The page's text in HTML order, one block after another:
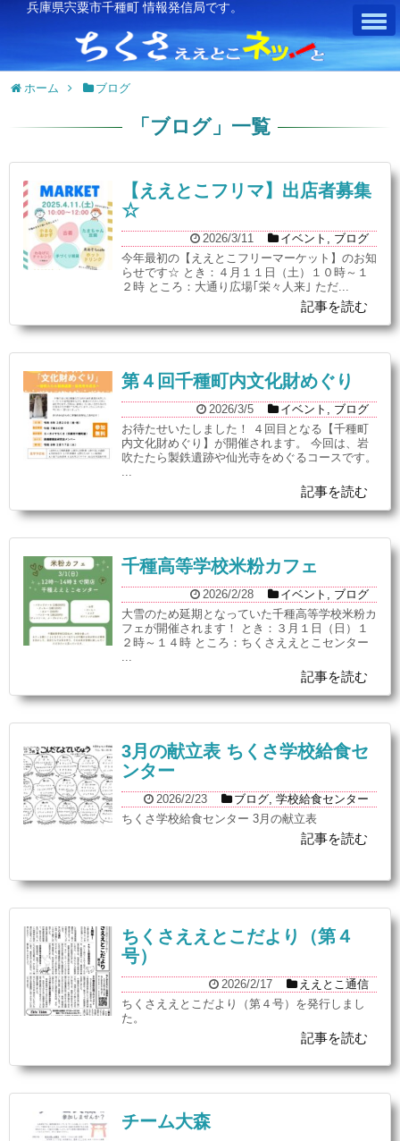
兵庫県宍粟市千種町 情報発信局です。
ホーム ブログ
「 ブログ」 一覧
【ええとこフリマ】出店者募集
☆
2026/3/11 イベント
ブログ
今年最初の【ええとこフリーマーケット】のお知
らせです☆ とき：４月１１日（土）１０時～１
２時 ところ：大通り広場｢栄々人来｣ ただ...
記事を読む
第４回千種町内文化財めぐり
2026/3/5 イベント
ブログ
お待たせいたしました！ ４回目となる【千種町
内文化財めぐり】が開催されます。 今回は、岩
吹たたら製鉄遺跡や仙光寺をめぐるコースです。
記事を読む
千種高等学校米粉カフェ
2026/2/28 イベント
ブログ
大雪のため延期となっていた千種高等学校米粉カ
フェが開催されます！ とき：３月１日（日）１
２時～１４時 ところ：ちくさええとこセンター
記事を読む
3月の献立表 ちくさ学校給食セ
ンター
2026/2/23 ブログ, 学校給食センター
ちくさ学校給食センター 3月の献立表
記事を読む
ちくさええとこだより（第４
号）
2026/2/17
ええとこ通信
ちくさええとこだより（第４号）を発行しまし
た。
記事を読む
チーム大森